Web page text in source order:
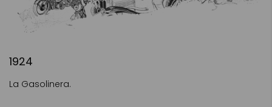
1924
La Gasolinera.